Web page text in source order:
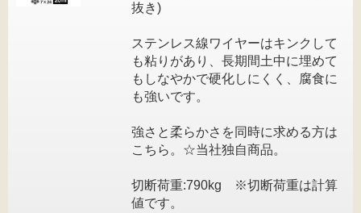
抜き)
ステンレス線ワイヤーはキンクして
も粘りがあり、長期間土中に埋めて
もしなやかで硬化しにくく、腐食に
も強いです。
強さと柔らかさを同時に求める方は
こちら。☆当社独自商品。
切断荷重:790kg ※切断荷重は計算
値です。